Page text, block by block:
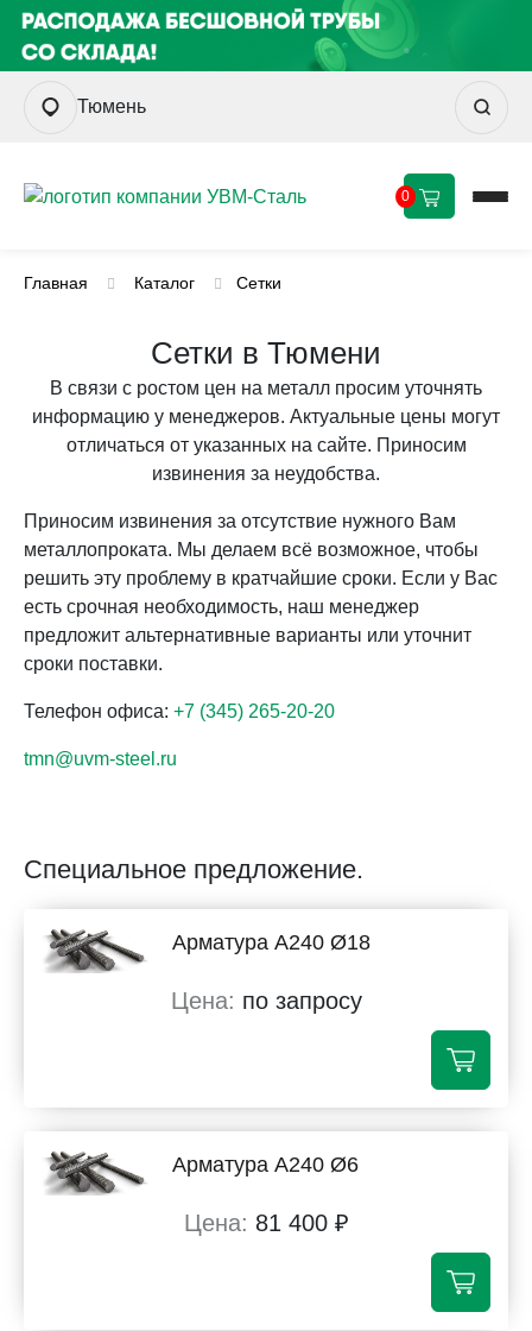
Тюмень
0
Главная Каталог Сетки
Сетки в Тюмени
В связи с ростом цен на металл просим уточнять
информацию у менеджеров. Актуальные цены могут
отличаться от указанных на сайте. Приносим
извинения за неудобства.
Приносим извинения за отсутствие нужного Вам
металлопроката. Мы делаем всё возможное, чтобы
решить эту проблему в кратчайшие сроки. Если у Вас
есть срочная необходимость, наш менеджер
предложит альтернативные варианты или уточнит
сроки поставки.
Телефон офиса: +7 (345) 265-20-20
tmn@uvm-steel.ru
Специальное предложение.
Арматура А240 Ø18
по запросу
Арматура А240 Ø6
81 400 ₽